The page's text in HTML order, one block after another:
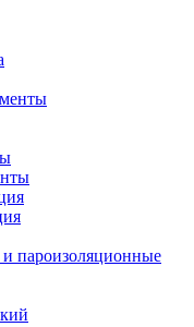
пароизоляционные